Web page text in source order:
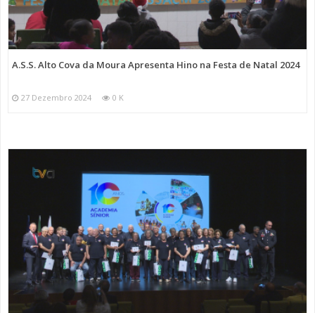
A.S.S. Alto Cova da Moura Apresenta Hino na Festa de Natal 2024
27 Dezembro 2024 0 K